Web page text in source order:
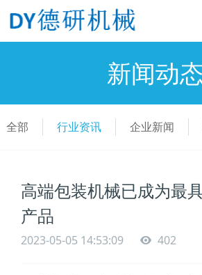
新闻动
全部 行业资讯 企业新闻
高端包装机械已成为最
产品
2023-05-05 14:53:09 402